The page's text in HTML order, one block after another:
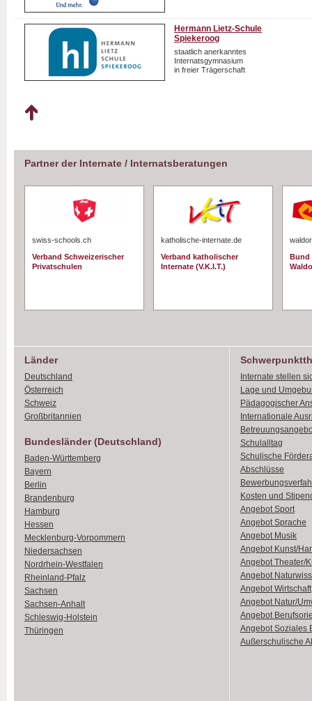
Hermann Lietz-Schule
Spiekeroog
staatlich anerkanntes
Internatsgymnasium
in freier Trägerschaft
Partner der Internate / Internatsberatungen
swiss-schools.ch
Verband Schweizerischer
Privatschulen
katholische-internate.de
Verband katholischer
Internate (V.K.I.T.)
Bund
Länder
Deutschland
Österreich
Schweiz
Großbritannien
Bundesländer (Deutschland)
Baden-Württemberg
Bayern
Berlin
Brandenburg
Hamburg
Hessen
Mecklenburg-Vorpommern
Niedersachsen
Nordrhein-Westfalen
Rheinland-Pfalz
Sachsen
Sachsen-Anhalt
Schleswig-Holstein
Thüringen
Internate stellen
Lage und
Pädagogischer
Internationale
Schulalltag
Schulische
Abschlüsse
Kosten und
Angebot Sport
Angebot Sprache
Angebot Musik
Angebot Kunst/
Angebot Theater/
Angebot
Angebot Wirtschaft
Angebot Natur/
Angebot
Angebot Soziales
Außerschulische